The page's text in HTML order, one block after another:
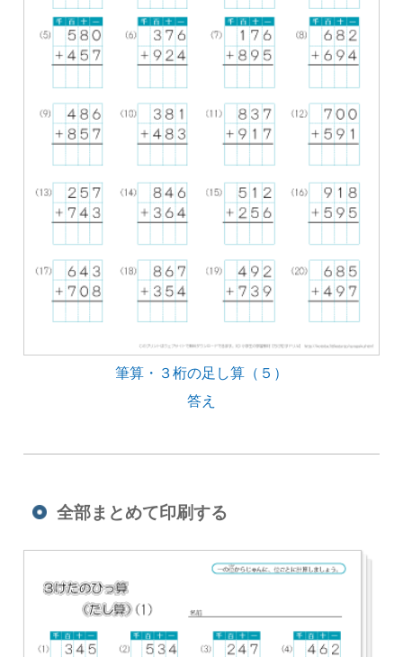
筆算・３桁の足し算（５）
答え
全部まとめて印刷する